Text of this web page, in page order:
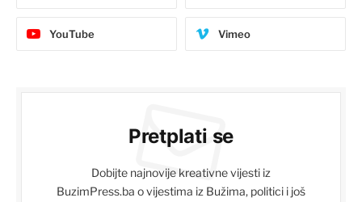
YouTube Vimeo
Pretplati se
Dobijte najnovije kreativne vijesti iz
BuzimPress.ba o vijestima iz Bužima, politici i još